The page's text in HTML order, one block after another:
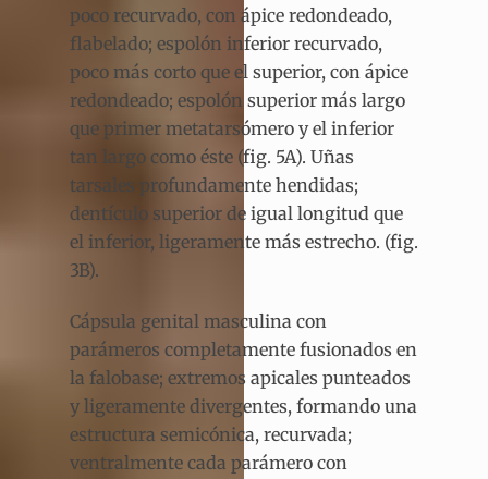
poco recurvado, con ápice redondeado,
flabelado; espolón inferior recurvado,
poco más corto que el superior, con ápice
redondeado; espolón superior más largo
que primer metatarsómero y el inferior
tan largo como éste (fig. 5A). Uñas
tarsales profundamente hendidas;
dentículo superior de igual longitud que
el inferior, ligeramente más estrecho. (fig.
3B).
Cápsula genital masculina con
parámeros completamente fusionados en
la falobase; extremos apicales punteados
y ligeramente divergentes, formando una
estructura semicónica, recurvada;
ventralmente cada parámero con